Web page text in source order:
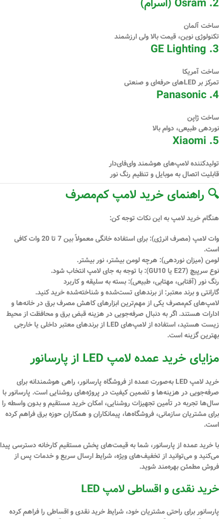
ساخت آلمان
تکنولوژی نوین، قیمت بالا ولی ارزشمند
3.
GE Lighting
ساخت آمریکا
تمرکز بر LEDهای حرفه‌ای و صنعتی
4.
Panasonic
ساخت ژاپن
نوردهی طبیعی، دوام بالا
5.
Xiaomi
تولیدکننده لامپ‌های هوشمند وای‌فای‌دار
قابلیت اتصال به موبایل و تنظیم رنگ نور
🔍 راهنمای خرید لامپ کم‌مصرف
هنگام خرید لامپ به این نکات توجه کن:
وات لامپ (مصرف انرژی): برای استفاده خانگی معمولاً بین 7 تا 20 واتکافی
است.
لومن (میزان نوردهی): هرچه لومن بیشتر، نور بیشتر.
نوع سرپیچ (E27 یا GU10)
: با توجه به جای لامپ انتخاب شود.
رنگ نور (آفتابی، مهتابی، طبیعی): بسته به سلیقه و کاربرد
گارانتی و برند معتبر: از برندهای تست‌شده و شناخته‌شده خرید کنید.
لامپ‌های کم‌مصرف یکی از مهم‌ترین ابزارهای کاهش مصرف برق در خانه‌ها و
ادارات هستند. اگر به دنبال صرفه‌جویی در هزینه قبض برق و محافظت از محیط
زیست هستید، استفاده از لامپ‌های LED از برندهای معتبر داخلی یا خارجی
بهترین گزینه است.
مزایای خرید عمده لامپ LED از پارسانور
خرید لامپ LED به‌صورت عمده از فروشگاه پارسانور، راهی هوشمندانه برای
صرفه‌جویی در هزینه‌ها و تضمین کیفیت در پروژه‌های روشنایی است. پارسانور با
سال‌ها تجربه در تأمین تجهیزات روشنایی، امکان خرید مستقیم و بدون واسطه را
برای مشتریان سازمانی، فروشگاه‌ها، پیمانکاران و همکاران حوزه برق فراهم کرده
است.
با خرید عمده از پارسانور، شما به قیمت‌های پخش مستقیم کارخانهدسترسی پیدا
می‌کنید و می‌توانید از تخفیف‌های ویژه، شرایط ارسال سریع و خدمات پس از
فروش مطمئن بهره‌مند شوید.
خرید نقدی و اقساطی لامپ LED
پارسانور برای راحتی مشتریان خود، شرایطخرید نقدی و اقساطیرا فراهم کرده